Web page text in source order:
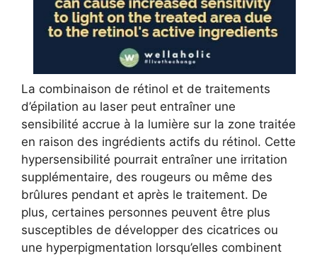
La combinaison de rétinol et de traitements
d’épilation au laser peut entraîner une
sensibilité accrue à la lumière sur la zone traitée
en raison des ingrédients actifs du rétinol. Cette
hypersensibilité pourrait entraîner une irritation
supplémentaire, des rougeurs ou même des
brûlures pendant et après le traitement. De
plus, certaines personnes peuvent être plus
susceptibles de développer des cicatrices ou
une hyperpigmentation lorsqu’elles combinent